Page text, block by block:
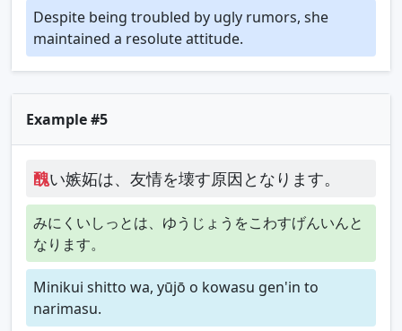
Despite being troubled by ugly rumors, she
maintained a resolute attitude.
Example #5
醜い嫉妬は、友情を壊す原因となります。
みにくいしっとは、ゆうじょうをこわすげんいんと
なります。
Minikui shitto wa, yūjō o kowasu gen'in to
narimasu.